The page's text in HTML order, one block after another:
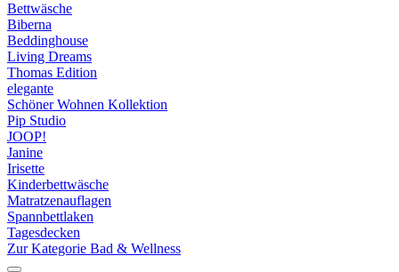
Bettwäsche
Biberna
Beddinghouse
Living Dreams
Thomas Edition
elegante
Schöner Wohnen Kollektion
Pip Studio
JOOP!
Janine
Irisette
Kinderbettwäsche
Matratzenauflagen
Spannbettlaken
Tagesdecken
Zur Kategorie Bad & Wellness